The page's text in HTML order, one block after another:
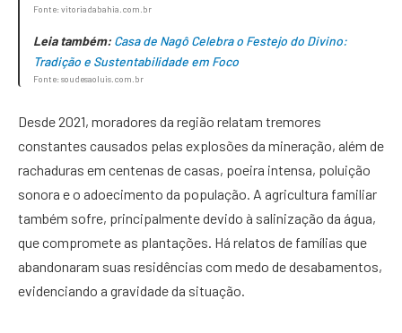
Fonte: vitoriadabahia.com.br
Leia também: Casa de Nagô Celebra o Festejo do Divino:
Tradição e Sustentabilidade em Foco
Fonte: soudesaoluis.com.br
Desde 2021, moradores da região relatam tremores
constantes causados pelas explosões da mineração, além de
rachaduras em centenas de casas, poeira intensa, poluição
sonora e o adoecimento da população. A agricultura familiar
também sofre, principalmente devido à salinização da água,
que compromete as plantações. Há relatos de famílias que
abandonaram suas residências com medo de desabamentos,
evidenciando a gravidade da situação.